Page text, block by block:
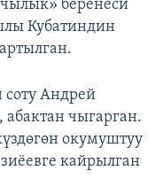
беренеси
Кубатиндин
соту Андрей
абактан чыгарган.
окумуштуу
кайрылган